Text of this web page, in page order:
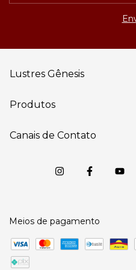
Lustres Gênesis
Produtos
Canais de Contato
Meios de pagamento